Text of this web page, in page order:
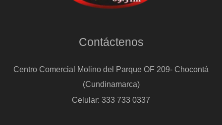
Contáctenos
Centro Comercial Molino del Parque OF 209- Chocontá
(Cundinamarca)
Celular: 333 733 0337